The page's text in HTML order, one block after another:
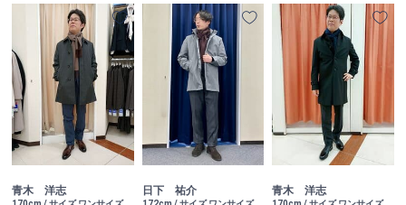
青木 洋志 日下 祐介 青木 洋志